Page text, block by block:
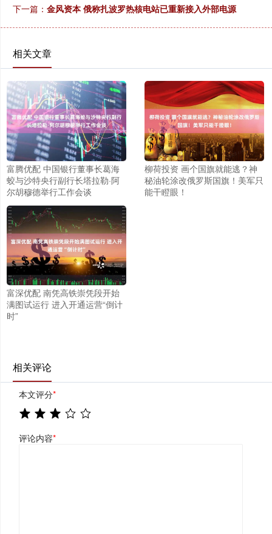
下一篇： 金风资本 俄称扎波罗热核电站已重新接入外部电源
相关文章
富腾优配 中国银行董事长葛海
蛟与沙特央行副行长塔拉勒·阿
尔胡穆德举行工作会谈
柳荷投资 画个国旗就能逃？神
秘油轮涂改俄罗斯国旗！美军只
能干瞪眼！
富深优配 南凭高铁崇凭段开始
满图试运行 进入开通运营“倒计
时”
相关评论
本文评分*
评论内容*